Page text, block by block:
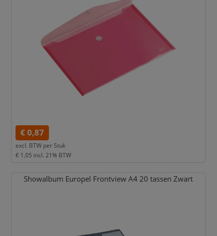
€ 0,87
excl. BTW per Stuk
€ 1,05 incl. 21% BTW
Showalbum Europel Frontview A4 20 tassen Zwart